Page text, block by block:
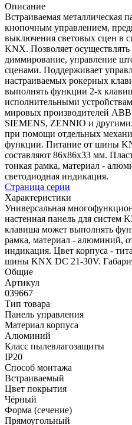
Описание
Встраиваемая металлическая
кнопочным управлением,
выключения световых сцен в
KNX. Позволяет
диммирование, управление
сценами. Поддерживает
настраиваемых рокерных
выполнять функции 2-х
исполнительными
мировых производителей
SIEMENS, ZENNIO и
при помощи отдельных
функции. Питание от шины
составляют 86x86x33 мм.
тонкая рамка, материал -
светодиодная индикация.
Страница серии
Характеристики
Универсальная
настенная панель для систем
клавиша может выполнять
рамка, материал - алюминий,
индикация. Цвет корпуса -
шины KNX DC 21-30V.
Общие
Артикул
039667
Тип товара
Панель управления
Материал корпуса
Алюминий
Класс пылевлагозащиты
IP20
Способ монтажа
Встраиваемый
Цвет покрытия
Чёрный
Форма (сечение)
Прямоугольный